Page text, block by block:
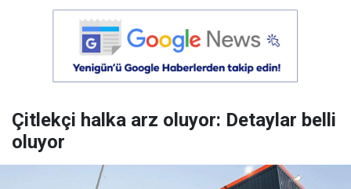
Çitlekçi halka arz oluyor: Detaylar belli
oluyor